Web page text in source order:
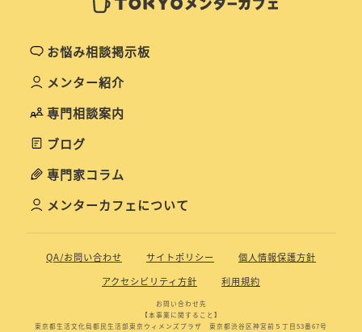
お悩み相談掲示板
メンター紹介
専門相談案内
ブログ
専門家コラム
メンターカフェについて
QA/お問い合わせ サイトポリシー
個人情報保護方針
アクセシビリティ方針
利用規約
お問い合わせ先
【本事業に関すること】
東京都生活文化局都民生活部東京ウィメンズプラザ 東京都渋谷区神宮前５丁目53番67号